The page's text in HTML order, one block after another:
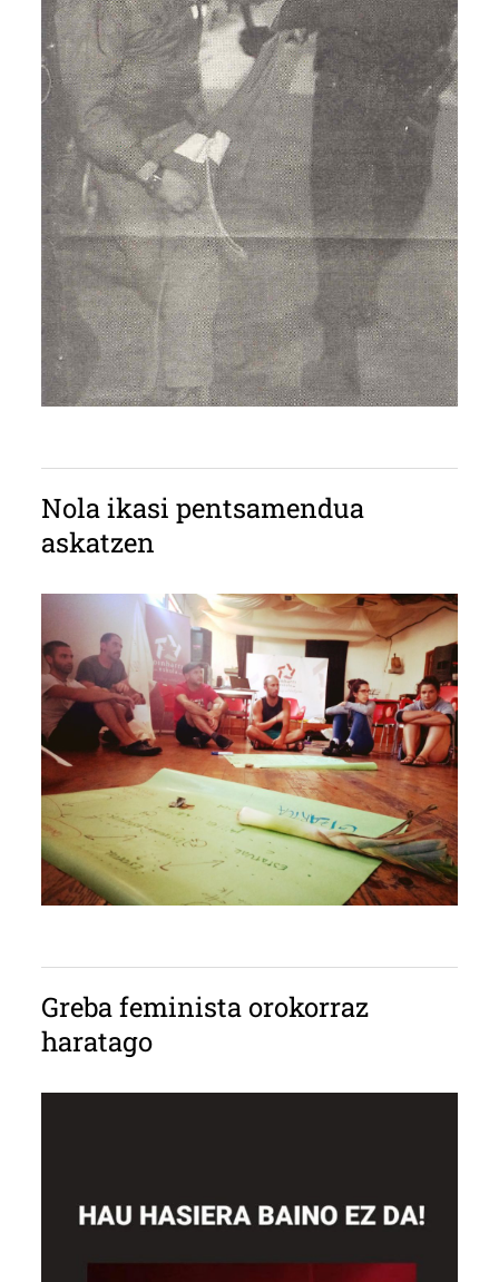
Nola ikasi pentsamendua
askatzen
Greba feminista orokorraz
haratago